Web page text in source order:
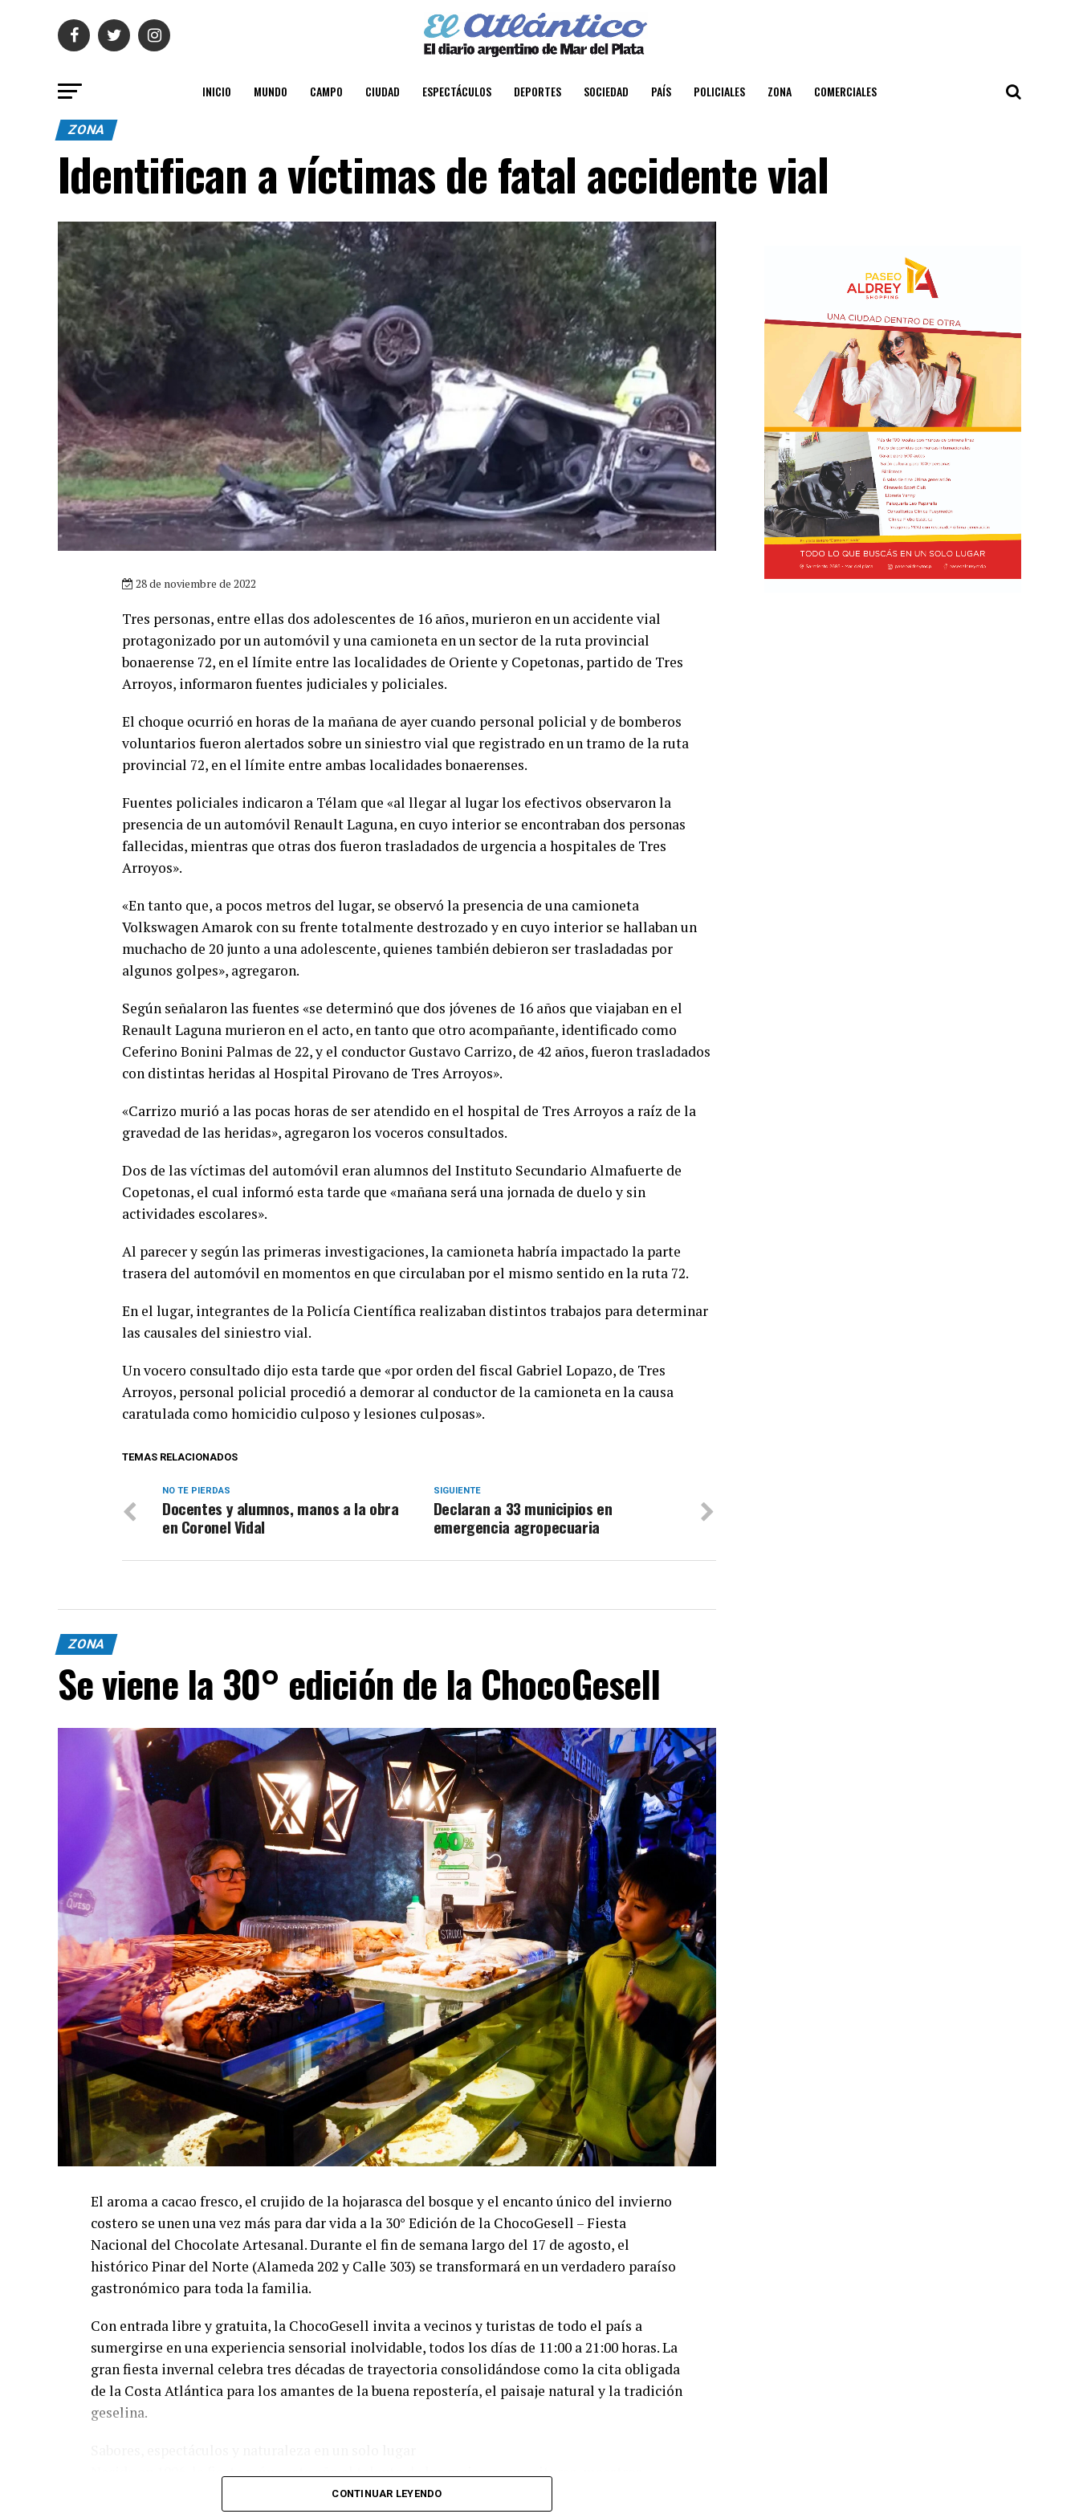
INICIO MUNDO CAMPO CIUDAD ESPECTÁCULOS DEPORTES SOCIEDAD PAÍS POLICIALES ZONA COMERCIALES
ZONA
Identifican a víctimas de fatal accidente vial
28 de noviembre de 2022
Tres personas, entre ellas dos adolescentes de 16 años, murieron en un accidente vial
protagonizado por un automóvil y una camioneta en un sector de la ruta provincial
bonaerense 72, en el límite entre las localidades de Oriente y Copetonas, partido de Tres
Arroyos, informaron fuentes judiciales y policiales.
El choque ocurrió en horas de la mañana de ayer cuando personal policial y de bomberos
voluntarios fueron alertados sobre un siniestro vial que registrado en un tramo de la ruta
provincial 72, en el límite entre ambas localidades bonaerenses.
Fuentes policiales indicaron a Télam que «al llegar al lugar los efectivos observaron la
presencia de un automóvil Renault Laguna, en cuyo interior se encontraban dos personas
fallecidas, mientras que otras dos fueron trasladados de urgencia a hospitales de Tres
Arroyos».
«En tanto que, a pocos metros del lugar, se observó la presencia de una camioneta
Volkswagen Amarok con su frente totalmente destrozado y en cuyo interior se hallaban un
muchacho de 20 junto a una adolescente, quienes también debieron ser trasladadas por
algunos golpes», agregaron.
Según señalaron las fuentes «se determinó que dos jóvenes de 16 años que viajaban en el
Renault Laguna murieron en el acto, en tanto que otro acompañante, identificado como
Ceferino Bonini Palmas de 22, y el conductor Gustavo Carrizo, de 42 años, fueron trasladados
con distintas heridas al Hospital Pirovano de Tres Arroyos».
«Carrizo murió a las pocas horas de ser atendido en el hospital de Tres Arroyos a raíz de la
gravedad de las heridas», agregaron los voceros consultados.
Dos de las víctimas del automóvil eran alumnos del Instituto Secundario Almafuerte de
Copetonas, el cual informó esta tarde que «mañana será una jornada de duelo y sin
actividades escolares».
Al parecer y según las primeras investigaciones, la camioneta habría impactado la parte
trasera del automóvil en momentos en que circulaban por el mismo sentido en la ruta 72.
En el lugar, integrantes de la Policía Científica realizaban distintos trabajos para determinar
las causales del siniestro vial.
Un vocero consultado dijo esta tarde que «por orden del fiscal Gabriel Lopazo, de Tres
Arroyos, personal policial procedió a demorar al conductor de la camioneta en la causa
caratulada como homicidio culposo y lesiones culposas».
TEMAS RELACIONADOS
SIGUIENTE
Declaran a 33 municipios en
emergencia agropecuaria
NO TE PIERDAS
Docentes y alumnos, manos a la obra
en Coronel Vidal
ZONA
Se viene la 30° edición de la ChocoGesell
El aroma a cacao fresco, el crujido de la hojarasca del bosque y el encanto único del invierno
costero se unen una vez más para dar vida a la 30° Edición de la ChocoGesell – Fiesta
Nacional del Chocolate Artesanal. Durante el fin de semana largo del 17 de agosto, el
histórico Pinar del Norte (Alameda 202 y Calle 303) se transformará en un verdadero paraíso
gastronómico para toda la familia.
Con entrada libre y gratuita, la ChocoGesell invita a vecinos y turistas de todo el país a
sumergirse en una experiencia sensorial inolvidable, todos los días de 11:00 a 21:00 horas. La
gran fiesta invernal celebra tres décadas de trayectoria consolidándose como la cita obligada
de la Costa Atlántica para los amantes de la buena repostería, el paisaje natural y la tradición
geselina.
Nacida en 1996, la fiesta reúne este año al talento de los mejores expositores, maestros
chocolateros y reposteros de Villa Gesell y de todo el país. Los asistentes podrán disfrutar de
CONTINUAR LEYENDO